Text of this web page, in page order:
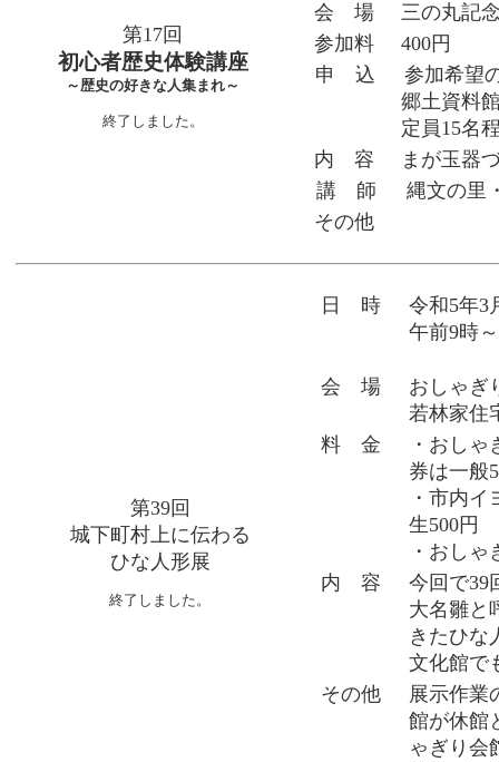
第17回
初心者歴史体験講座
～歴史の好きな人集まれ～
終了しました。
会 場
三の丸記
参加料
400円
申 込
参加希望
郷土資料
定員15名
内 容
まが玉器
講 師
縄文の里
その他
第39回
城下町村上に伝わる
ひな人形展
終了しました。
日 時
令和5年3
午前9時
会 場
おしゃぎ
若林家住
料 金
・おし
券は一般
・市内
生500円
・おし
内 容
今回で39
大名雛と
きたひな
文化館で
その他
展示作業
館が休館
ゃぎり会